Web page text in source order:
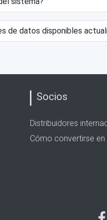
de datos disponibles
Socios
Distribuidores
Cómo convertirse en